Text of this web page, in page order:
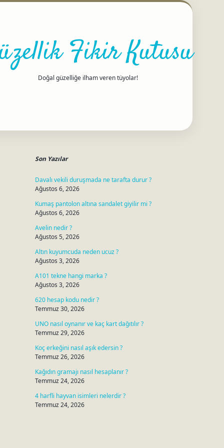
Fikir Kutusu
Doğal güzelliğe ilham veren tüyolar!
Son Yazılar
Davalı vekili duruşmada ne tarafta durur ?
Ağustos 6, 2026
Kumaş pantolon altına sandalet giyilir mi ?
Ağustos 6, 2026
Avelin nedir ?
Ağustos 5, 2026
Altın kuyumcuda neden ucuz ?
Ağustos 3, 2026
A101 tekne hangi marka ?
Ağustos 3, 2026
620 hesap kodu nedir ?
Temmuz 30, 2026
UNO nasıl oynanır ve kaç kart dağıtılır ?
Temmuz 29, 2026
Koç erkeğini nasıl aşık edersin ?
Temmuz 26, 2026
Kağıdın gramajı nasıl hesaplanır ?
Temmuz 24, 2026
4 harfli hayvan isimleri nelerdir ?
Temmuz 24, 2026